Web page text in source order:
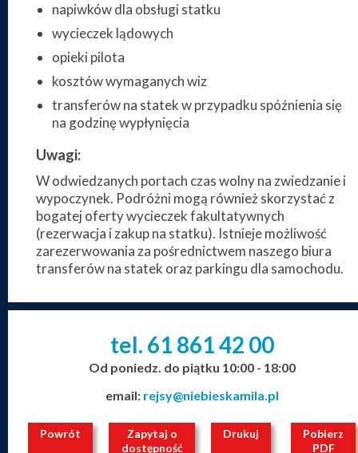
napiwków dla obsługi statku
wycieczek lądowych
opieki pilota
kosztów wymaganych wiz
transferów na statek w przypadku spóźnienia się
na godzinę wypłynięcia
Uwagi:
W odwiedzanych portach czas wolny na zwiedzanie i
wypoczynek. Podróżni mogą również skorzystać z
bogatej oferty wycieczek fakultatywnych
(rezerwacja i zakup na statku). Istnieje możliwość
zarezerwowania za pośrednictwem naszego biura
transferów na statek oraz parkingu dla samochodu.
tel. 61 86142 00
Od poniedz. do piątku 10:00 - 18:00
email: rejsy@niebieskamila.pl
Powrót
Zapytaj o
dostępność
Drukuj
Pobierz
PDF